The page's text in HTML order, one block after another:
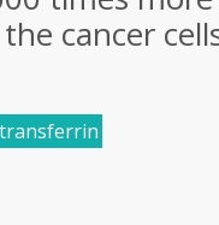
cancer
transferrin